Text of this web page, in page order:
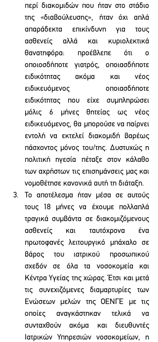
περί διακομιδών που ήταν στο στάδιο
της «διαβούλευσης», ήταν όχι απλά
απαράδεκτα επικίνδυνη για τους
ασθενείς αλλά και κυριολεκτικά
θανατηφόρα: προέβλεπε ότι ο
οποιοσδήποτε γιατρός, οποιασδήποτε
ειδικότητας ακόμα και νέος
ειδικευόμενος οποιασδήποτε
ειδικότητας που είχε συμπληρώσει
μόλις 6 μήνες θητείας ως νέος
ειδικευόμενος, θα μπορούσε να παίρνει
εντολή να εκτελεί διακομιδή βαρέως
πάσχοντος μόνος του/της. Δυστυχώς η
πολιτική ηγεσία πέταξε στον κάλαθο
των αχρήστων τις επισημάνσεις μας και
νομοθέτησε κανονικά αυτή τη διάταξη.
Το αποτέλεσμα ήταν μέσα σε αυτούς
τους 18 μήνες να έχουμε πολλαπλά
τραγικά συμβάντα σε διακομιζόμενους
ασθενείς και ταυτόχρονα ένα
πρωτοφανές λειτουργικό μπάχαλο σε
βάρος του ιατρικού προσωπικού
σχεδόν σε όλα τα νοσοκομεία και
Κέντρα Υγείας της χώρας. Έτσι και μετά
τις συνεχιζόμενες διαμαρτυρίες των
Ενώσεων μελών της ΟΕΝΓΕ με τις
οποίες αναγκάστηκαν τελικά να
συνταχθούν ακόμα και διευθυντές
Ιατρικών Υπηρεσιών νοσοκομείων, η